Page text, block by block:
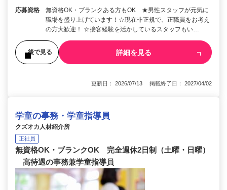
応募資格
無資格OK・ブランクある方もOK ★男性スタッフが元気に
職場を盛り上げています！☆現在非正規で、正職員をお考え
の方大歓迎！ ☆接客経験を活かしているスタッフもい…
後で見る 詳細を見る
更新日： 2026/07/13 掲載終了日： 2027/04/02
学童の事務・学童指導員
クズオカ人材紹介所
正社員
無資格OK・ブランクOK 完全週休2日制（土曜・日曜）
高待遇の事務兼学童指導員